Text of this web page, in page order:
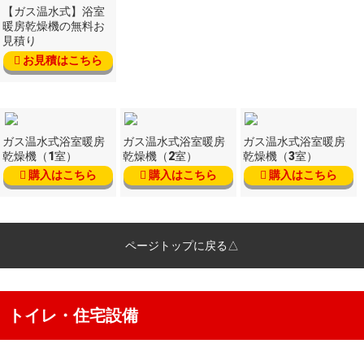
【ガス温水式】浴室
暖房乾燥機の無料お
見積り
お見積はこちら
ガス温水式浴室暖房
乾燥機（1室）
購入はこちら
ガス温水式浴室暖房
乾燥機（2室）
購入はこちら
ガス温水式浴室暖房
乾燥機（3室）
購入はこちら
ページトップに戻る△
トイレ・住宅設備